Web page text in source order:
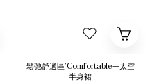
鬆弛舒適區’Comfortable—太空
半身裙